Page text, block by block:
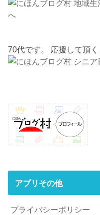
70代です。 応援して頂
アプリその他
プライバシーポリシー